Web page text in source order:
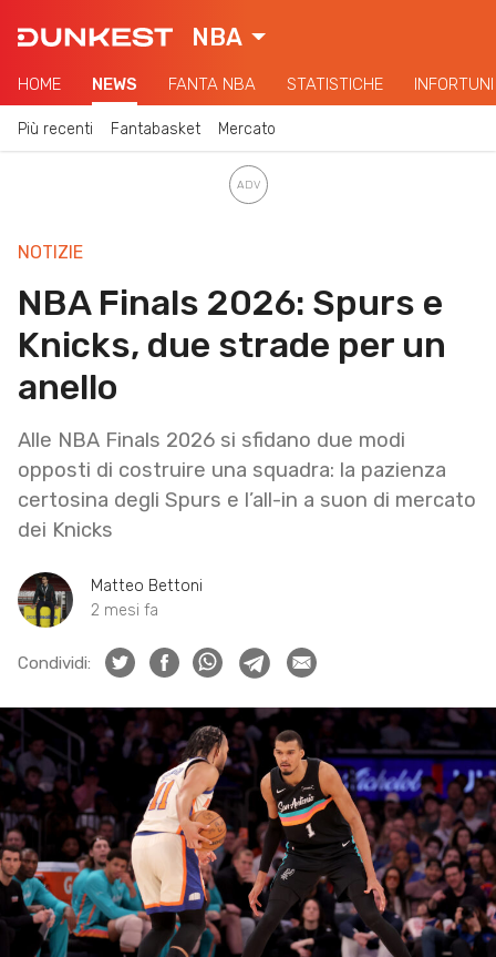
NBA
HOME NEWS FANTA NBA STATISTICHE INFORTUNI
Più recenti Fantabasket Mercato
NOTIZIE
NBA Finals 2026: Spurs e
Knicks, due strade per un
anello
Alle NBA Finals 2026 si sfidano due modi
opposti di costruire una squadra: la pazienza
certosina degli Spurs e l’all-in a suon di mercato
dei Knicks
Matteo Bettoni
2 mesi fa
Condividi: